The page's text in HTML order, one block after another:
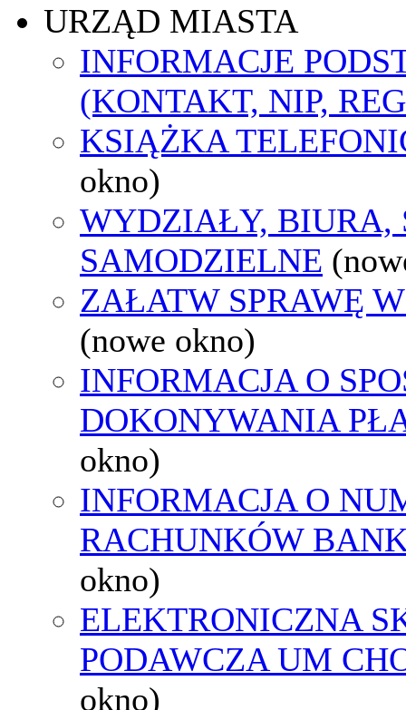
URZĄD MIASTA
INFORMACJE
(KONTAKT, NIP,
KSIĄŻKA
okno)
WYDZIAŁY, BIURA,
SAMODZIELNE
ZAŁATW SPRAWĘ
(nowe okno)
INFORMACJA O
DOKONYWANIA
okno)
INFORMACJA O
RACHUNKÓW
okno)
ELEKTRONICZNA
PODAWCZA UM
okno)